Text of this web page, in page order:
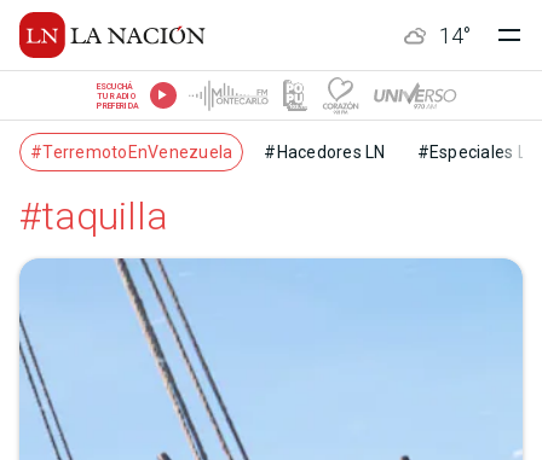
14°
ESCUCHÁ
TU RADIO
PREFERIDA
#TerremotoEnVenezuela #Hacedores LN #Especiales LN
#taquilla